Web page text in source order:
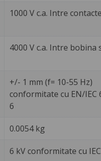
1000 V c.a. Intre contacte
4000 V c.a. Intre bobina
+/- 1 mm (f= 10-55 Hz)
conformitate cu EN/IEC
6
0.0054 kg
6 kV conformitate cu IEC